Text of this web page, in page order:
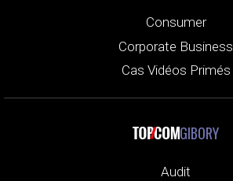
Consumer
Corporate Business
Cas Vidéos Primés
GIBORY
Audit